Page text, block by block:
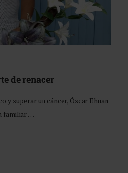
de renacer
y superar un cáncer, Óscar Ehuan
familiar …